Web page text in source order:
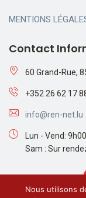
MENTIONS
Contact
60 Grand-Rue,
+352 26 62 17
info@ren-net.lu
Lun - Vend:
Sam : Sur
Nous utilisons